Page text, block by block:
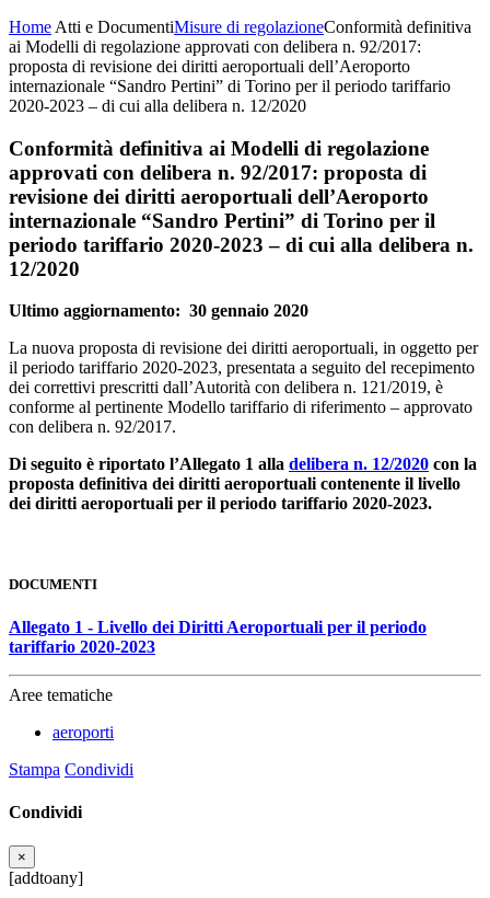
Home Atti e DocumentiMisure di regolazioneConformità definitiva
ai Modelli di regolazione approvati con delibera n. 92/2017:
proposta di revisione dei diritti aeroportuali dell’Aeroporto
internazionale “Sandro Pertini” di Torino per il periodo tariffario
2020-2023 – di cui alla delibera n. 12/2020
Conformità definitiva ai Modelli di regolazione
approvati con delibera n. 92/2017: proposta di
revisione dei diritti aeroportuali dell’Aeroporto
internazionale “Sandro Pertini” di Torino per il
periodo tariffario 2020-2023 – di cui alla delibera n.
12/2020
Ultimo aggiornamento: 30 gennaio 2020
La nuova proposta di revisione dei diritti aeroportuali, in oggetto per
il periodo tariffario 2020-2023, presentata a seguito del recepimento
dei correttivi prescritti dall’Autorità con delibera n. 121/2019, è
conforme al pertinente Modello tariffario di riferimento – approvato
con delibera n. 92/2017.
Di seguito è riportato l’Allegato 1 alla delibera n. 12/2020 con la
proposta definitiva dei diritti aeroportuali contenente il livello
dei diritti aeroportuali per il periodo tariffario 2020-2023.
DOCUMENTI
Allegato 1 - Livello dei Diritti Aeroportuali per il periodo
tariffario 2020-2023
Aree tematiche
aeroporti
Stampa Condividi
Condividi
×
[addtoany]